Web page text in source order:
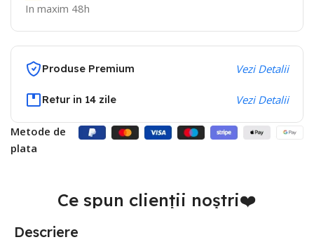
In maxim 48h
Produse Premium Vezi Detalii
Retur in 14 zile Vezi Detalii
Metode de
plata
Ce spun clienții noștri❤️
Descriere